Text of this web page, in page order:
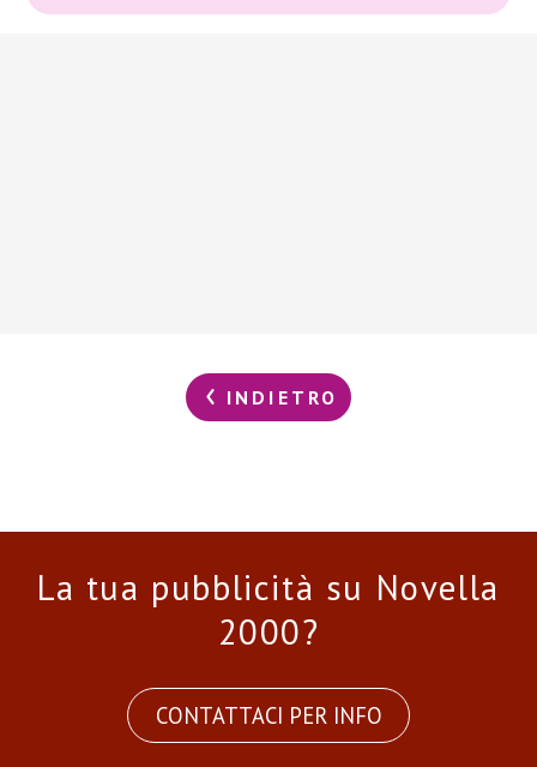
INDIETRO
La tua pubblicità su Novella
2000?
CONTATTACI PER INFO